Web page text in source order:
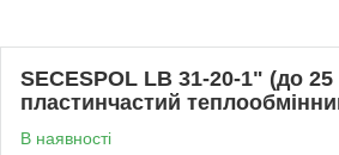
SECESPOL LB 31-20-1" (до
пластинчастий
В наявності